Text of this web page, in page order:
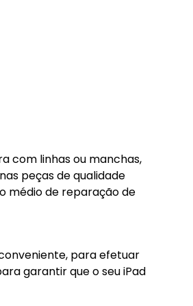
com linhas ou manchas,
peças de qualidade
médio de reparação de
para efetuar
garantir que o seu iPad